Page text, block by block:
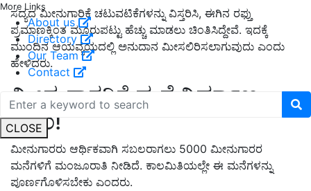
More Links
About us
Directory
Our Team
Contact
CLOSE
ಸದ್ಯದ ಮೀನುಗಾರಿಕೆ ಚಟುವಟಿಕೆಗಳನ್ನು ವಿಸ್ತರಿಸಿ, ಈಗಿನ ರಫ್ತು
ಪ್ರಮಾಣಕ್ಕಿಂತ ಮೂರುಪಟ್ಟು ಹೆಚ್ಚು ಮಾಡಲು ಚಿಂತಿಸಿದ್ದೇವೆ. ಇದಕ್ಕೆ
ಮುಂದಿನ ಆಯವ್ಯಯದಲ್ಲಿ ಅನುದಾನ ಮೀಸಲಿರಿಸಲಾಗುವುದು ಎಂದು
ಹೇಳಿದರು.
ಮೀನುಗಾರರಿಗೆ ಮನೆ ನಿರ್ಮಾಣ-
ಸಿಎಂ!
ಮೀನುಗಾರರು ಆರ್ಥಿಕವಾಗಿ ಸಬಲರಾಗಲು 5000 ಮೀನುಗಾರರ
ಮನೆಗಳಿಗೆ ಮಂಜೂರಾತಿ ನೀಡಿದೆ. ಕಾಲಮಿತಿಯಲ್ಲೇ ಈ ಮನೆಗಳನ್ನು
ಪೂರ್ಣಗೊಳಿಸಬೇಕು ಎಂದರು.